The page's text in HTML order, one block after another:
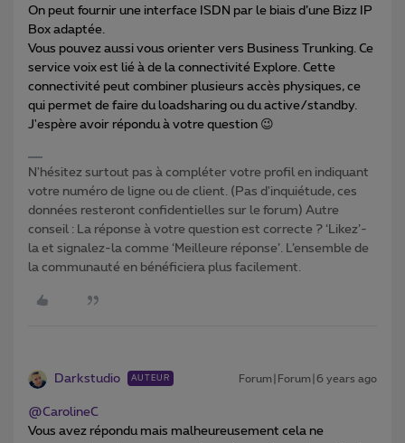
On peut fournir une interface ISDN par le biais d’une Bizz IP
Box adaptée.
Vous pouvez aussi vous orienter vers Business Trunking. Ce
service voix est lié à de la connectivité Explore. Cette
connectivité peut combiner plusieurs accès physiques, ce
qui permet de faire du loadsharing ou du active/standby.
J'espère avoir répondu à votre question 😉
N'hésitez surtout pas à compléter votre profil en indiquant
votre numéro de ligne ou de client. (Pas d'inquiétude, ces
données resteront confidentielles sur le forum) Autre
conseil : La réponse à votre question est correcte ? ‘Likez’-
la et signalez-la comme ‘Meilleure réponse’. L’ensemble de
la communauté en bénéficiera plus facilement.
Darkstudio AUTEUR Forum|Forum|6 years ago
@CarolineC
Vous avez répondu mais malheureusement cela ne